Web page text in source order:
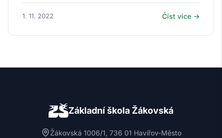
1. 11. 2022 Číst více →
Základní škola Žákovská
Žákovská 1006/1, 736 01 Havířov-Město